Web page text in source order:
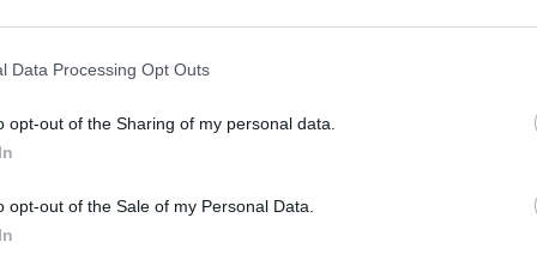
Data Processing Opt Outs
opt-out of the Sharing of my personal data.
opt-out of the Sale of my Personal Data.
profilu vai kādu no šiem sociālo tīklu